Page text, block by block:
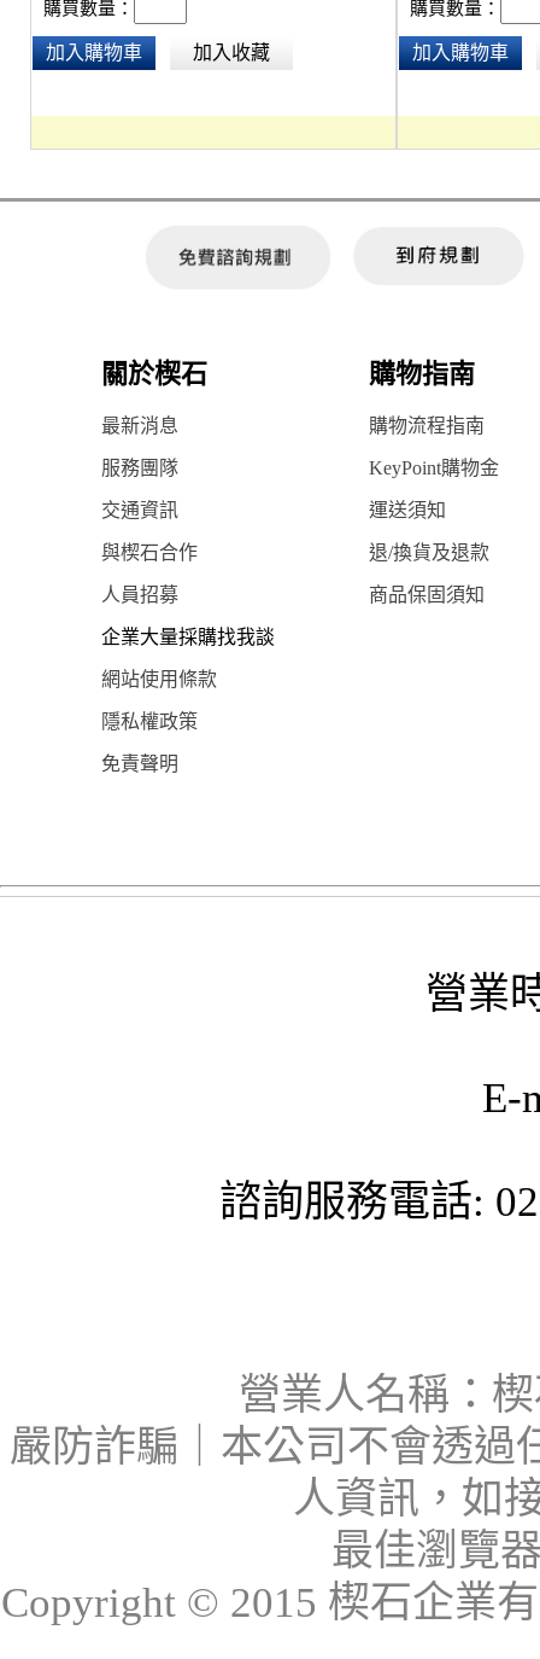
購買數量：
加入購物車 加入收藏
購買數量：
加入購物車
關於楔石 購物指南
最新消息 購物流程指南
服務團隊 KeyPoint購物金
交通資訊 運送須知
與楔石合作 退/換貨及退款
人員招募 商品保固須知
企業大量採購找我談
網站使用條款
隱私權政策
免責聲明
營業
E-
諮詢服務電話:
營業人名稱：
嚴防詐騙｜本公司不會透過
人資訊，如
最佳瀏覽
Copyright © 2015 楔石企業